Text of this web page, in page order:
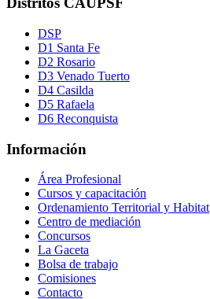
DSP
D1 Santa Fe
D2 Rosario
D3 Venado Tuerto
D4 Casilda
D5 Rafaela
D6 Reconquista
Información
Área Profesional
Cursos y capacitación
Ordenamiento Territorial y Habitat
Centro de mediación
Concursos
La Gaceta
Bolsa de trabajo
Comisiones
Contacto